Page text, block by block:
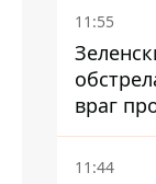
11:55
враг
ставку
террор
11:44